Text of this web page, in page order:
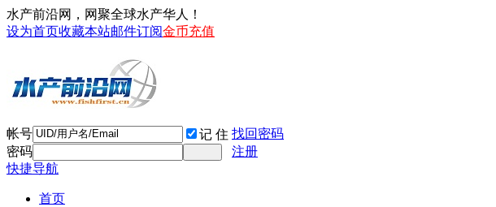
水产前沿网，网聚全球水产华人！
设为首页收藏本站邮件订阅金币充值
帐号 记 住 找回密码
密码
注册
快捷导航
首页